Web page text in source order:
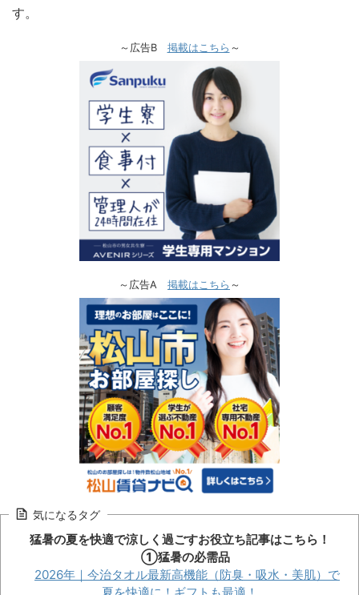
す。
～広告B 掲載はこちら ～
～広告A 掲載はこちら ～
気になるタグ
猛暑の夏を快適で涼しく過ごすお役立ち記事はこちら！
①猛暑の必需品
2026年｜今治タオル最新高機能（防臭・吸水・美肌）で